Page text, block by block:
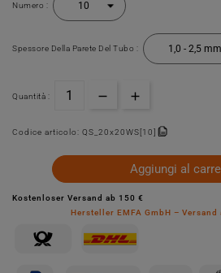
Numero :
Spessore Della Parete Del Tubo :
Quantità :
Codice articolo: QS_20x20WS[10]
Aggiungi al
Kostenloser Versand ab 150 €
Hersteller EMFA GmbH – Versand